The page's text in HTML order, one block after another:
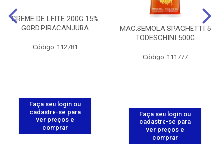
CREME DE LEITE 200G 15%
GORD.PIRACANJUBA
Código: 112781
Faça seu login ou
cadastre-se para
ver preços e
comprar
MAC.SEMOLA SPAGHETTI 5
TODESCHINI 500G
Código: 111777
Faça seu login ou
cadastre-se para
ver preços e
comprar